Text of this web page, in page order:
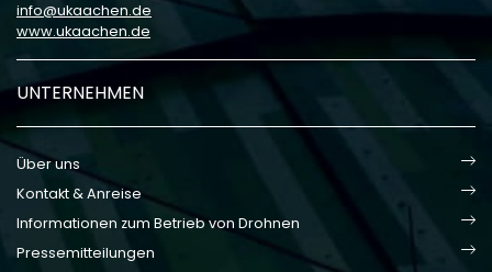
info
ukaachen de
www.ukaachen.de
UNTERNEHMEN
Über uns
Kontakt & Anreise
Informationen zum Betrieb von Drohnen
Pressemitteilungen